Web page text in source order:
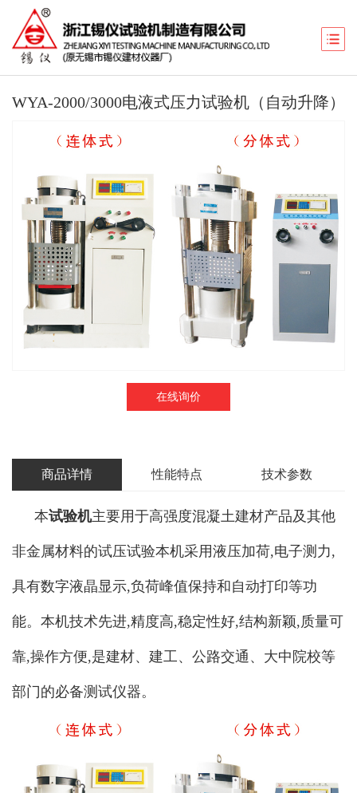
WYA-2000/3000电液式压力试验机（自动升降）
在线询价
商品详情 性能特点 技术参数
本试验机主要用于高强度混凝土建材产品及其他
非金属材料的试压试验本机采用液压加荷,电子测力,
具有数字液晶显示,负荷峰值保持和自动打印等功
能。本机技术先进,精度高,稳定性好,结构新颖,质量可
靠,操作方便,是建材、建工、公路交通、大中院校等
部门的必备测试仪器。